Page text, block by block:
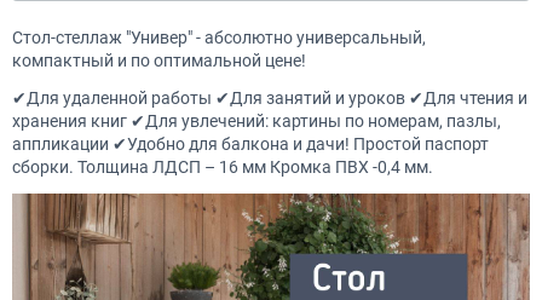
Стол-стеллаж "Универ" - абсолютно универсальный,
компактный и по оптимальной цене!
✔Для удаленной работы ✔Для занятий и уроков ✔Для чтения и
хранения книг ✔Для увлечений: картины по номерам, пазлы,
аппликации ✔Удобно для балкона и дачи! Простой паспорт
сборки. Толщина ЛДСП – 16 мм Кромка ПВХ -0,4 мм.